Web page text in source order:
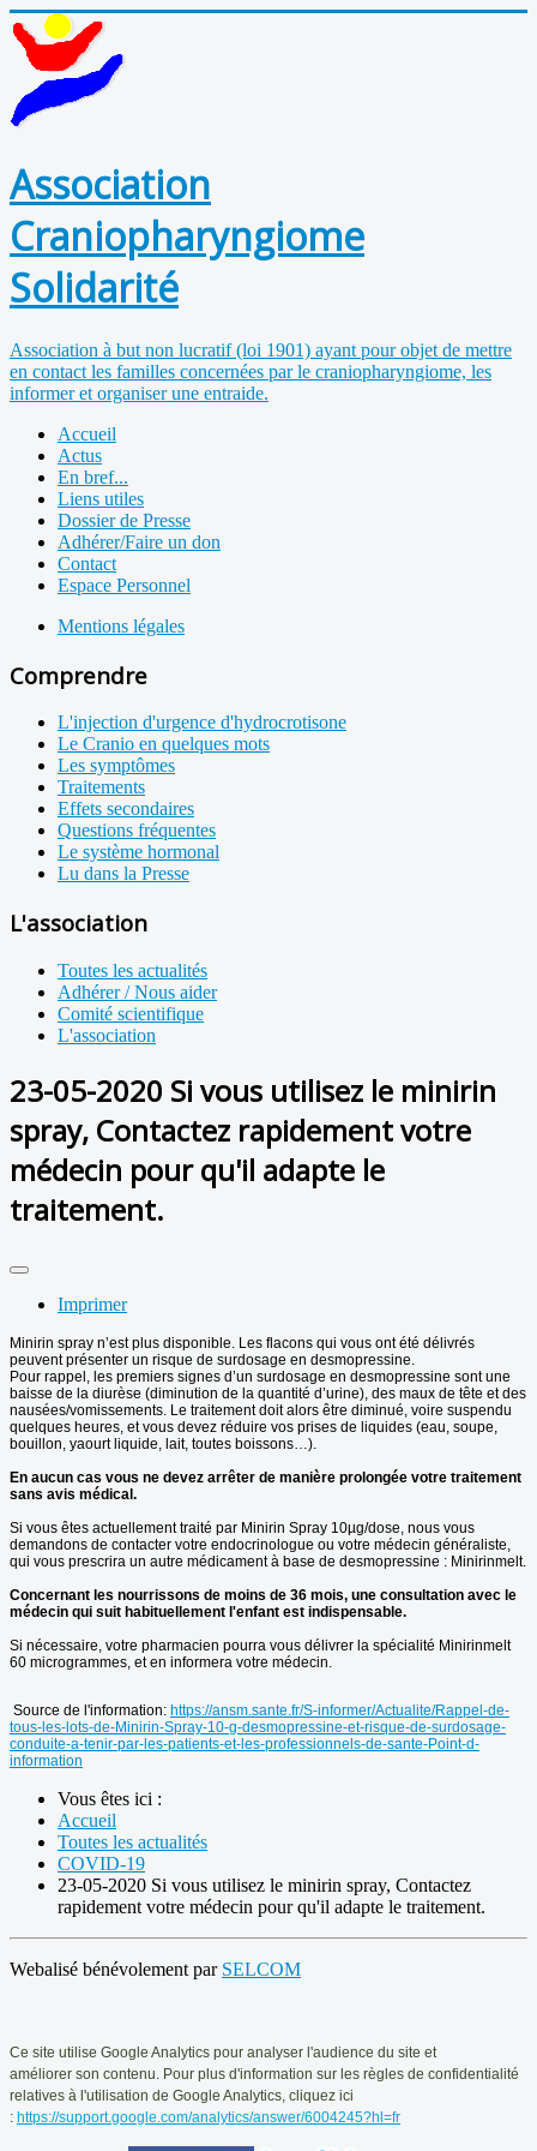
Association
Craniopharyngiome
Solidarité
Association à but non lucratif (loi 1901) ayant pour objet de mettre
en contact les familles concernées par le craniopharyngiome, les
informer et organiser une entraide.
Accueil
Actus
En bref...
Liens utiles
Dossier de Presse
Adhérer/Faire un don
Contact
Espace Personnel
Mentions légales
Comprendre
L'injection d'urgence d'hydrocrotisone
Le Cranio en quelques mots
Les symptômes
Traitements
Effets secondaires
Questions fréquentes
Le système hormonal
Lu dans la Presse
L'association
Toutes les actualités
Adhérer / Nous aider
Comité scientifique
L'association
23-05-2020 Si vous utilisez le minirin
spray, Contactez rapidement votre
médecin pour qu'il adapte le
traitement.
Imprimer
Minirin spray n’est plus disponible. Les flacons qui vous ont été délivrés
peuvent présenter un risque de surdosage en desmopressine.
Pour rappel, les premiers signes d’un surdosage en desmopressine sont une
baisse de la diurèse (diminution de la quantité d’urine), des maux de tête et des
nausées/vomissements. Le traitement doit alors être diminué, voire suspendu
quelques heures, et vous devez réduire vos prises de liquides (eau, soupe,
bouillon, yaourt liquide, lait, toutes boissons…).
En aucun cas vous ne devez arrêter de manière prolongée votre traitement
sans avis médical.
Si vous êtes actuellement traité par Minirin Spray 10µg/dose, nous vous
demandons de contacter votre endocrinologue ou votre médecin généraliste,
qui vous prescrira un autre médicament à base de desmopressine : Minirinmelt.
Concernant les nourrissons de moins de 36 mois, une consultation avec le
médecin qui suit habituellement l'enfant est indispensable.
Si nécessaire, votre pharmacien pourra vous délivrer la spécialité Minirinmelt
60 microgrammes, et en informera votre médecin.
Source de l'information: https://ansm.sante.fr/S-informer/Actualite/Rappel-de-
tous-les-lots-de-Minirin-Spray-10-g-desmopressine-et-risque-de-surdosage-
conduite-a-tenir-par-les-patients-et-les-professionnels-de-sante-Point-d-
information
Vous êtes ici :
Accueil
Toutes les actualités
COVID-19
23-05-2020 Si vous utilisez le minirin spray, Contactez
rapidement votre médecin pour qu'il adapte le traitement.
Webalisé bénévolement par SELCOM
Ce site utilise Google Analytics pour analyser l'audience du site et
améliorer son contenu. Pour plus d'information sur les règles de confidentialité
relatives à l'utilisation de Google Analytics, cliquez ici
: https://support.google.com/analytics/answer/6004245?hl=fr